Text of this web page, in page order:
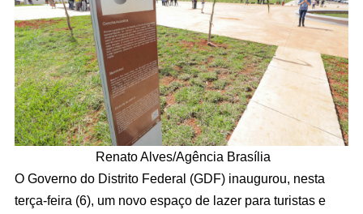
Renato Alves/Agência Brasília
O Governo do Distrito Federal (GDF) inaugurou, nesta
terça-feira (6), um novo espaço de lazer para turistas e